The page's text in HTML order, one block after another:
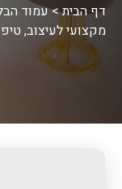
דף הבית>עמוד
מקצועי לעיצוב,